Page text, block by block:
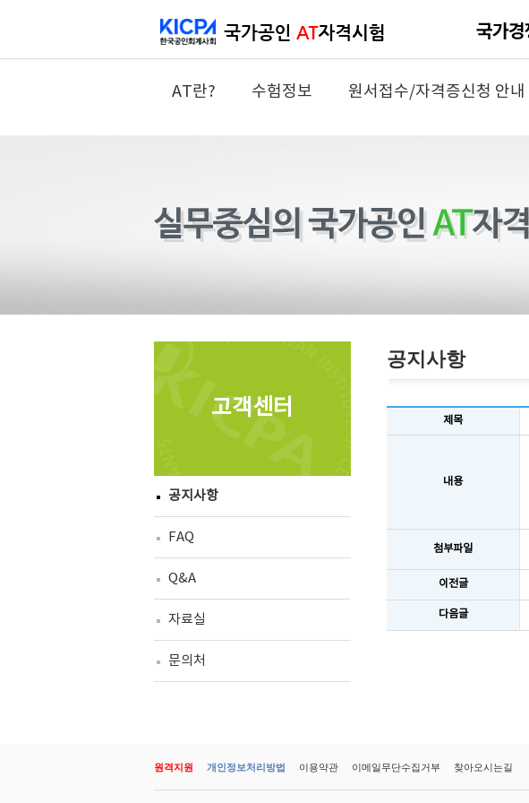
AT란? 수험정보 원서접수/자격증신청 안내
고객센터
공지사항
FAQ
Q&A
자료실
문의처
공지사항
제목
내용
첨부파일
이전글
다음글
원격지원 개인정보처리방법 이용약관 이메일무단수집거부 찾아오시는길